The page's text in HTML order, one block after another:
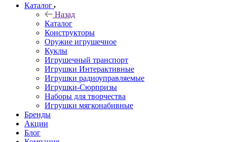
Каталог
Назад
Каталог
Конструкторы
Оружие игрушечное
Куклы
Игрушечный транспорт
Игрушки Интерактивные
Игрушки радиоуправляемые
Игрушки-Сюрпризы
Наборы для творчества
Игрушки мягконабивные
Бренды
Акции
Блог